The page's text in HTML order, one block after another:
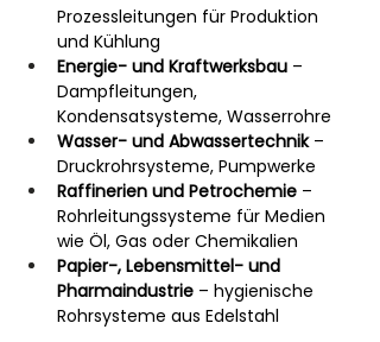
Prozessleitungen für Produktion
und Kühlung
Energie- und Kraftwerksbau –
Dampfleitungen,
Kondensatsysteme, Wasserrohre
Wasser- und Abwassertechnik –
Druckrohrsysteme, Pumpwerke
Raffinerien und Petrochemie –
Rohrleitungssysteme für Medien
wie Öl, Gas oder Chemikalien
Papier-, Lebensmittel- und
Pharmaindustrie – hygienische
Rohrsysteme aus Edelstahl